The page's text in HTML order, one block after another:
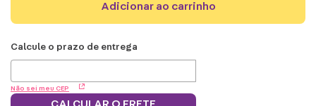
adicionar ao carrinho
Não sei meu CEP